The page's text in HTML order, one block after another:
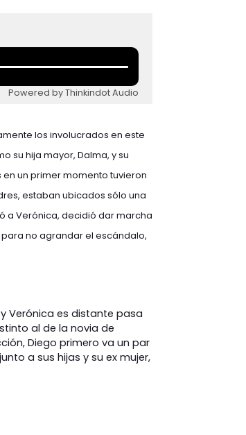
Powered by Thinkindot Audio
los involucrados en este
su hija mayor, Dalma, y su
un primer momento tuvieron
estaban ubicados sólo una
a Verónica, decidió dar marcha
no agrandar el escándalo,
Verónica es distante pasa
al de la novia de
Diego primero va un par
a sus hijas y su ex mujer,